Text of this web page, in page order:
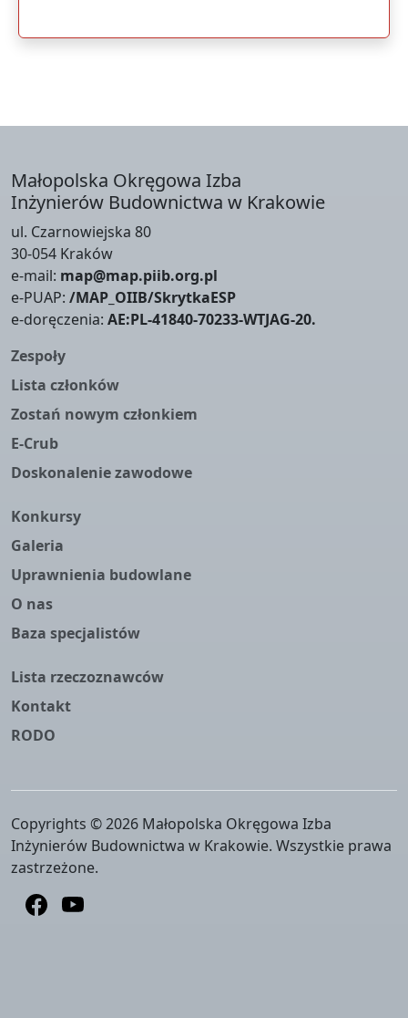
Małopolska Okręgowa Izba
Inżynierów Budownictwa w Krakowie
ul. Czarnowiejska 80
30-054 Kraków
e-mail: map@map.piib.org.pl
e-PUAP: /MAP_OIIB/SkrytkaESP
e-doręczenia: AE:PL-41840-70233-WTJAG-20.
Zespoły
Lista członków
Zostań nowym członkiem
E-Crub
Doskonalenie zawodowe
Konkursy
Galeria
Uprawnienia budowlane
O nas
Baza specjalistów
Lista rzeczoznawców
Kontakt
RODO
Copyrights © 2026 Małopolska Okręgowa Izba
Inżynierów Budownictwa w Krakowie. Wszystkie prawa
zastrzeżone.